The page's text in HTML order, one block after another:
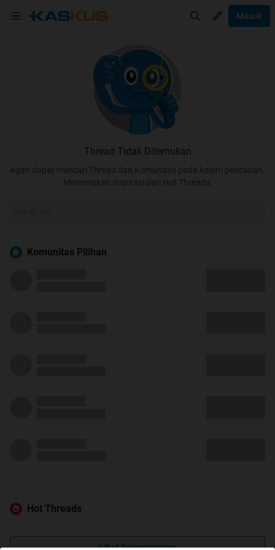
Masuk
Thread Tidak Ditemukan
Agan dapat mencari Thread dan Komunitas pada kolom pencarian.
Menemukan inspirasi dari Hot Threads.
Komunitas Pilihan
Hot Threads
Lihat Selengkapnya